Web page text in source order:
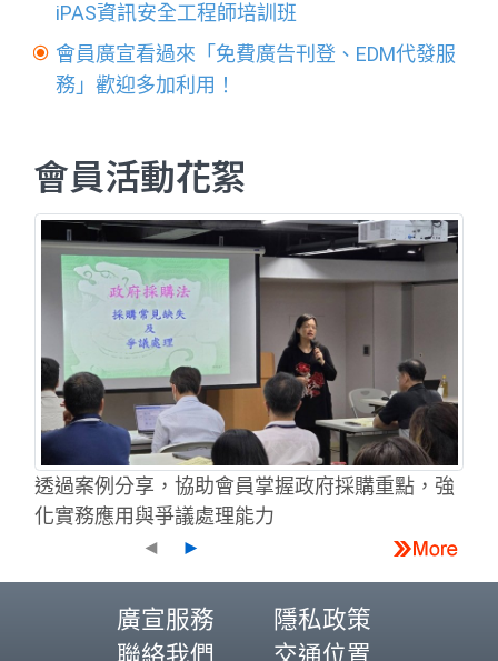
iPAS資訊安全工程師培訓班
會員廣宣看過來「免費廣告刊登、EDM代發服
務」歡迎多加利用！
會員活動花絮
透過案例分享，協助會員掌握政府採購重點，強
化實務應用與爭議處理能力
◄
►
廣宣服務
隱私政策
聯絡我們
交通位置